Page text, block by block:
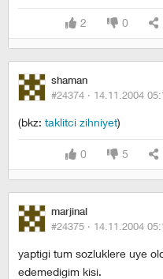
2 0
shaman
#24374 · 14.11.2004
(bkz: taklitci zihniyet)
0 5
marjinal
#24375 · 14.11.2004
yaptigi tum sozluklere uye
edemedigim kisi.